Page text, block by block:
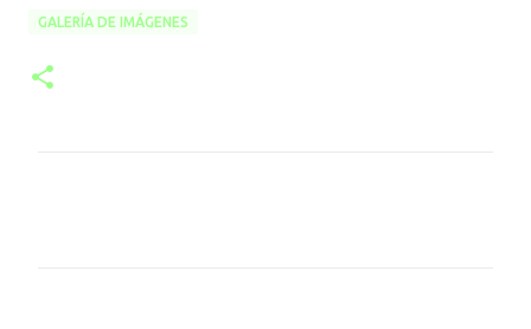
GALERÍA DE IMÁGENES